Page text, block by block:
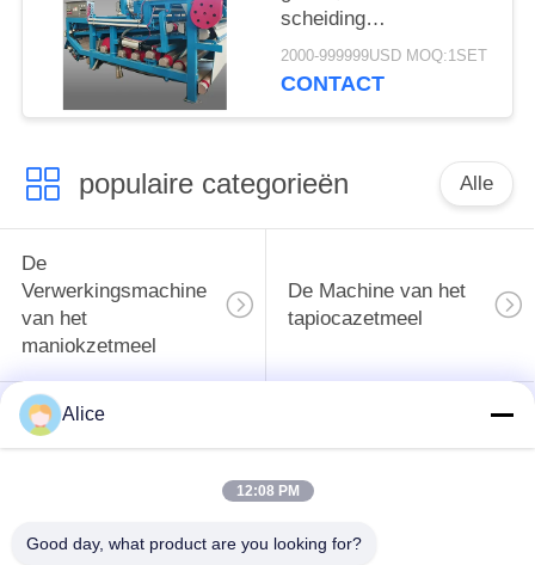
scheiding
ontwateringsmachine
met een
2000-999999USD MOQ:1SET
CONTACT
populaire categorieën Alle
De
Verwerkingsmachine
van het
maniokzetmeel
De Machine van het
tapiocazetmeel
Aardappelzetmeelmachine
Verwerkingsmachine
Centrifugaalpomp en
Automatische
Alice
12:08 PM
Good day, what product are you looking for?